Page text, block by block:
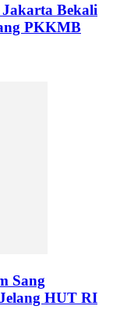
Bekali
PKKMB
Sang
HUT RI